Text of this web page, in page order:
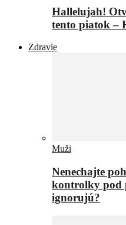
Hallelujah!
tento piatok –
Zdravie
Muži
Nenechajte
kontrolky pod
ignorujú?